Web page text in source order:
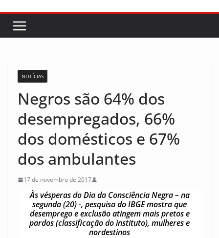
NOTÍCIAS
Negros são 64% dos
desempregados, 66%
dos domésticos e 67%
dos ambulantes
17 de novembro de 2017
Às vésperas do Dia da Consciência Negra – na
segunda (20) -, pesquisa do IBGE mostra que
desemprego e exclusão atingem mais pretos e
pardos (classificação do instituto), mulheres e
nordestinos